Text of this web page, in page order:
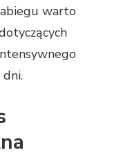
warto